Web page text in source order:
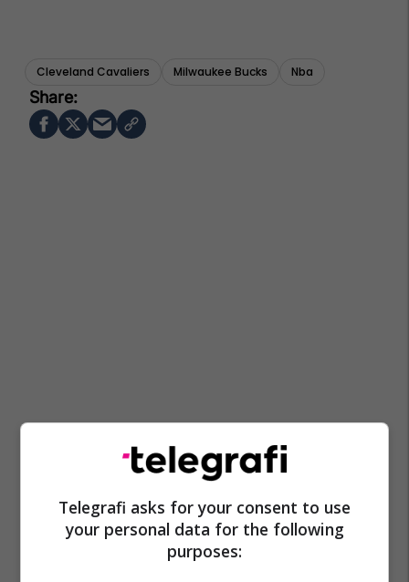
Cleveland Cavaliers Milwaukee Bucks Nba
Telegrafi asks for your consent to use
your personal data for the following
purposes: